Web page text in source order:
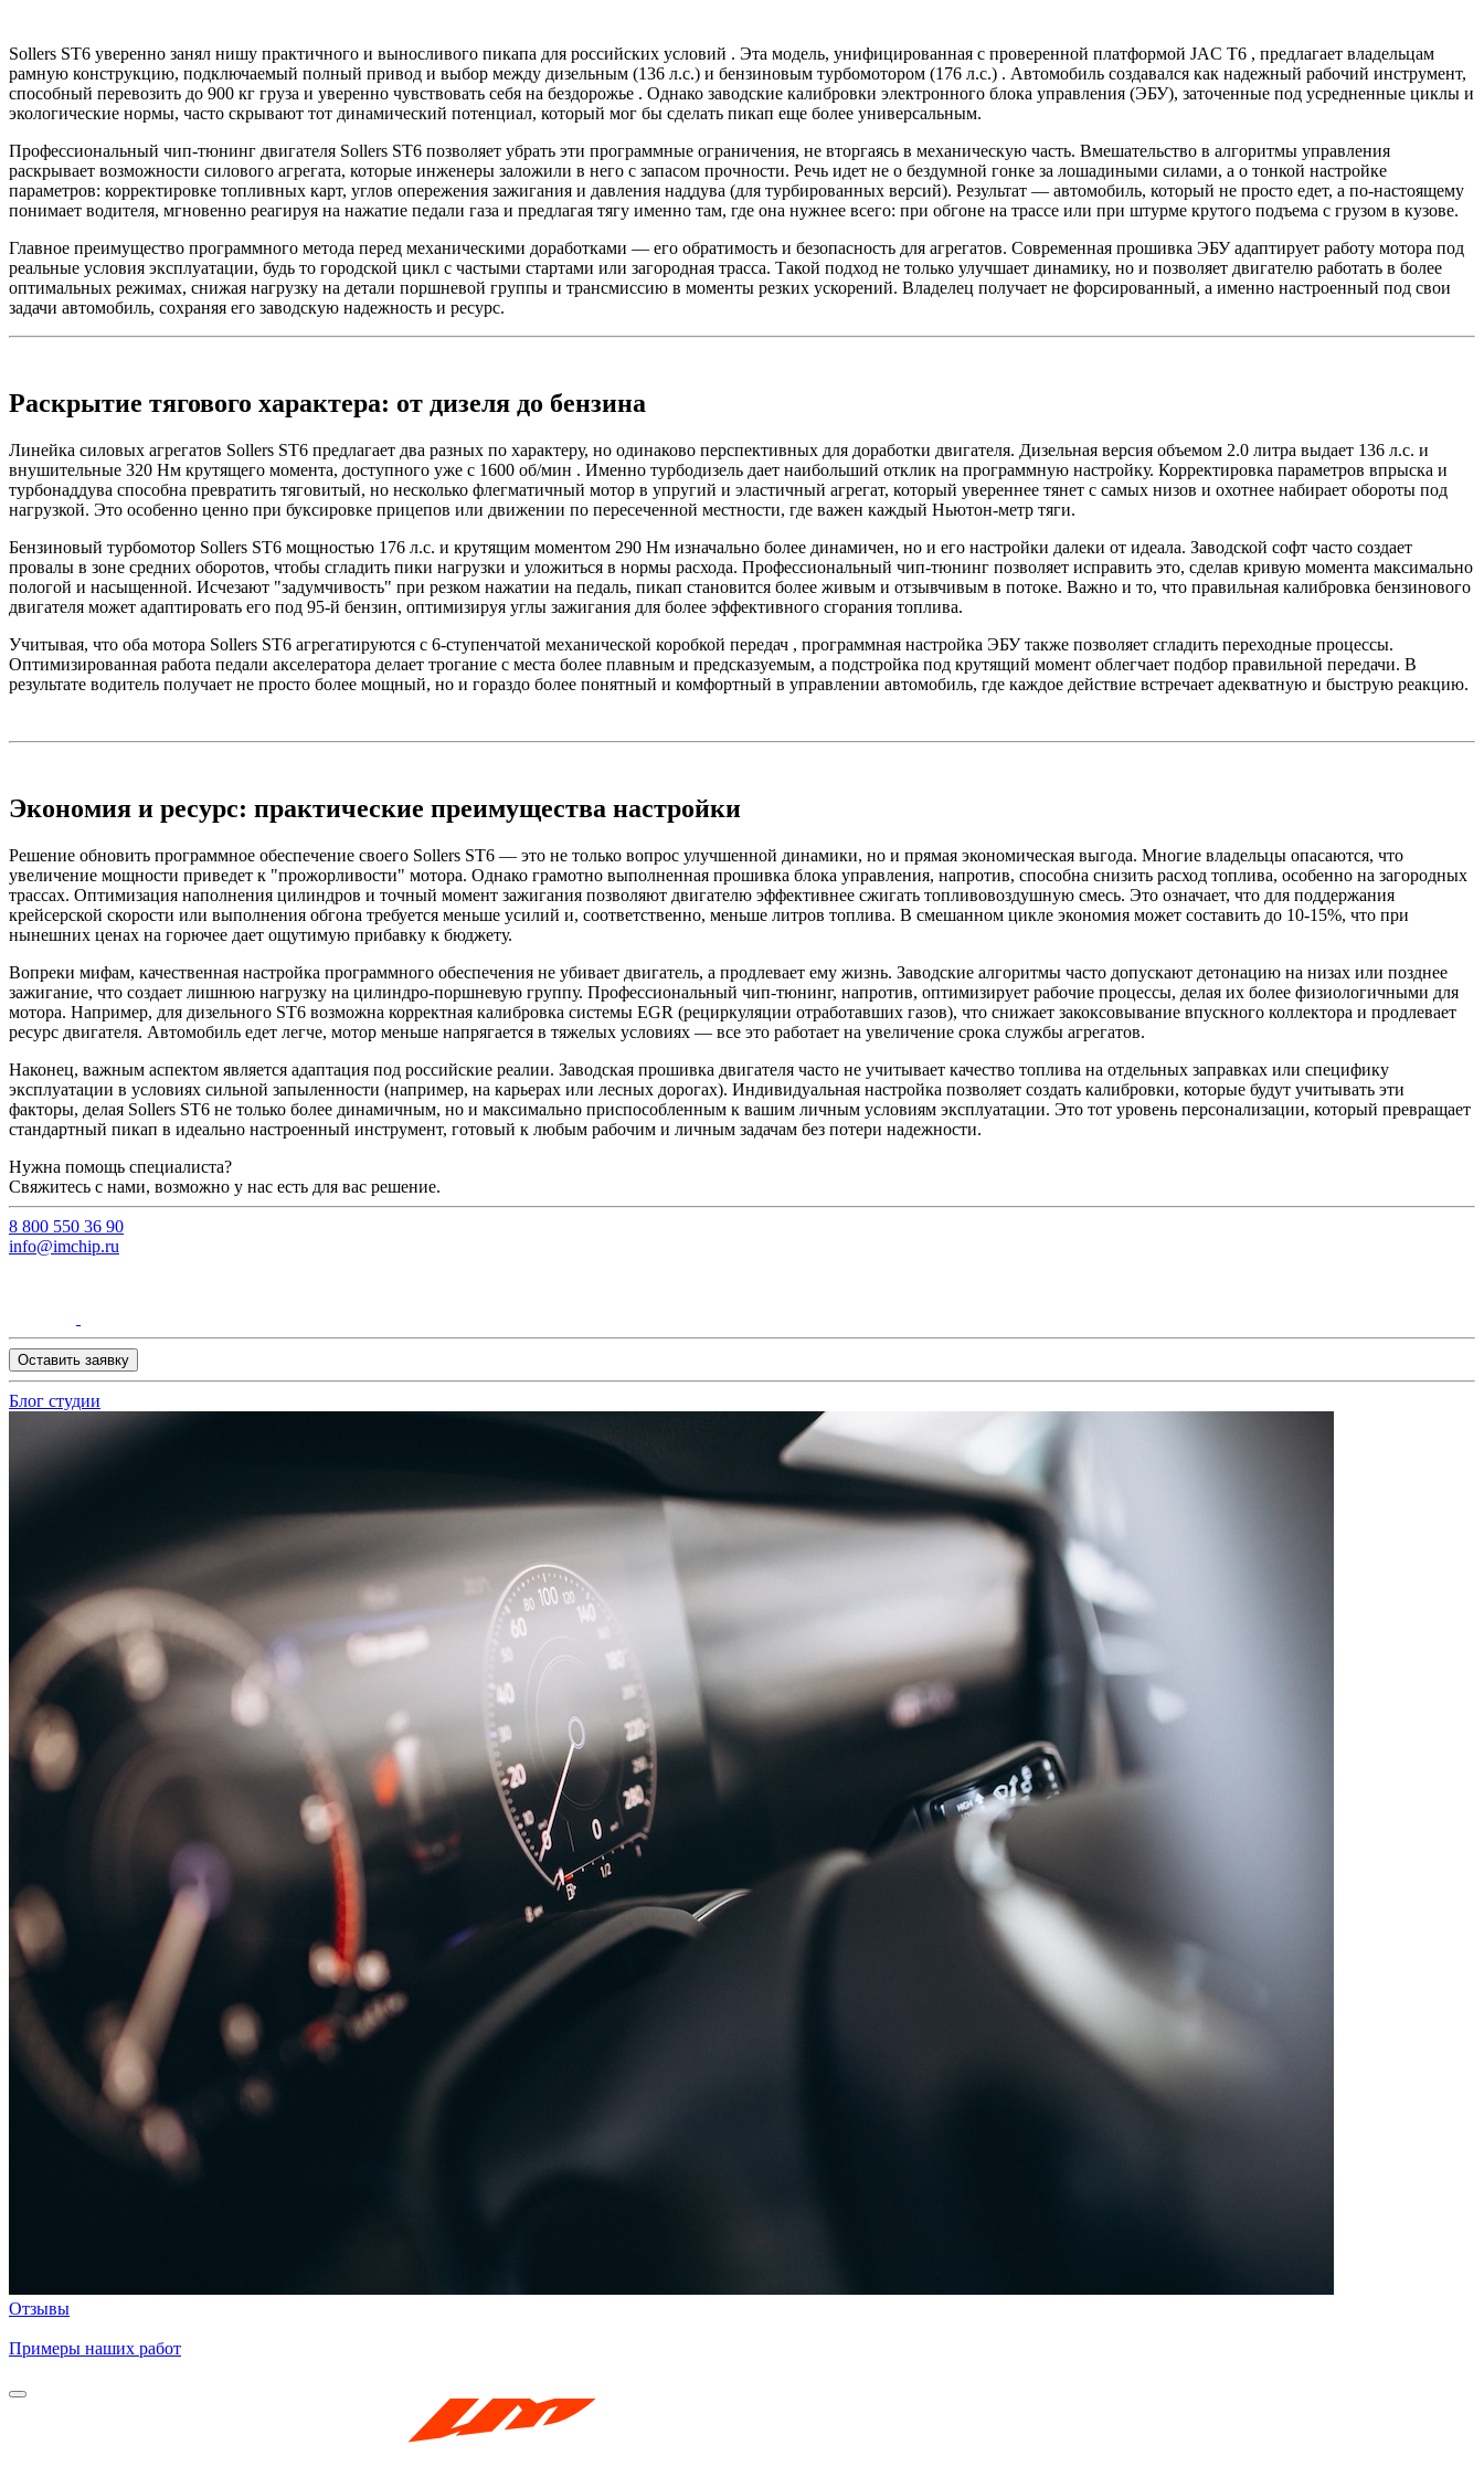
Sollers ST6 уверенно занял нишу практичного и выносливого пикапа для российских условий . Эта модель, унифицированная с проверенной платформой JAC T6 , предлагает владельцам
рамную конструкцию, подключаемый полный привод и выбор между дизельным (136 л.с.) и бензиновым турбомотором (176 л.с.) . Автомобиль создавался как надежный рабочий инструмент,
способный перевозить до 900 кг груза и уверенно чувствовать себя на бездорожье . Однако заводские калибровки электронного блока управления (ЭБУ), заточенные под усредненные циклы и
экологические нормы, часто скрывают тот динамический потенциал, который мог бы сделать пикап еще более универсальным.
Профессиональный чип-тюнинг двигателя Sollers ST6 позволяет убрать эти программные ограничения, не вторгаясь в механическую часть. Вмешательство в алгоритмы управления
раскрывает возможности силового агрегата, которые инженеры заложили в него с запасом прочности. Речь идет не о бездумной гонке за лошадиными силами, а о тонкой настройке
параметров: корректировке топливных карт, углов опережения зажигания и давления наддува (для турбированных версий). Результат — автомобиль, который не просто едет, а по-настоящему
понимает водителя, мгновенно реагируя на нажатие педали газа и предлагая тягу именно там, где она нужнее всего: при обгоне на трассе или при штурме крутого подъема с грузом в кузове.
Главное преимущество программного метода перед механическими доработками — его обратимость и безопасность для агрегатов. Современная прошивка ЭБУ адаптирует работу мотора под
реальные условия эксплуатации, будь то городской цикл с частыми стартами или загородная трасса. Такой подход не только улучшает динамику, но и позволяет двигателю работать в более
оптимальных режимах, снижая нагрузку на детали поршневой группы и трансмиссию в моменты резких ускорений. Владелец получает не форсированный, а именно настроенный под свои
задачи автомобиль, сохраняя его заводскую надежность и ресурс.
Раскрытие тягового характера: от дизеля до бензина
Линейка силовых агрегатов Sollers ST6 предлагает два разных по характеру, но одинаково перспективных для доработки двигателя. Дизельная версия объемом 2.0 литра выдает 136 л.с. и
внушительные 320 Нм крутящего момента, доступного уже с 1600 об/мин . Именно турбодизель дает наибольший отклик на программную настройку. Корректировка параметров впрыска и
турбонаддува способна превратить тяговитый, но несколько флегматичный мотор в упругий и эластичный агрегат, который увереннее тянет с самых низов и охотнее набирает обороты под
нагрузкой. Это особенно ценно при буксировке прицепов или движении по пересеченной местности, где важен каждый Ньютон-метр тяги.
Бензиновый турбомотор Sollers ST6 мощностью 176 л.с. и крутящим моментом 290 Нм изначально более динамичен, но и его настройки далеки от идеала. Заводской софт часто создает
провалы в зоне средних оборотов, чтобы сгладить пики нагрузки и уложиться в нормы расхода. Профессиональный чип-тюнинг позволяет исправить это, сделав кривую момента максимально
пологой и насыщенной. Исчезают "задумчивость" при резком нажатии на педаль, пикап становится более живым и отзывчивым в потоке. Важно и то, что правильная калибровка бензинового
двигателя может адаптировать его под 95-й бензин, оптимизируя углы зажигания для более эффективного сгорания топлива.
Учитывая, что оба мотора Sollers ST6 агрегатируются с 6-ступенчатой механической коробкой передач , программная настройка ЭБУ также позволяет сгладить переходные процессы.
Оптимизированная работа педали акселератора делает трогание с места более плавным и предсказуемым, а подстройка под крутящий момент облегчает подбор правильной передачи. В
результате водитель получает не просто более мощный, но и гораздо более понятный и комфортный в управлении автомобиль, где каждое действие встречает адекватную и быструю реакцию.
Экономия и ресурс: практические преимущества настройки
Решение обновить программное обеспечение своего Sollers ST6 — это не только вопрос улучшенной динамики, но и прямая экономическая выгода. Многие владельцы опасаются, что
увеличение мощности приведет к "прожорливости" мотора. Однако грамотно выполненная прошивка блока управления, напротив, способна снизить расход топлива, особенно на загородных
трассах. Оптимизация наполнения цилиндров и точный момент зажигания позволяют двигателю эффективнее сжигать топливовоздушную смесь. Это означает, что для поддержания
крейсерской скорости или выполнения обгона требуется меньше усилий и, соответственно, меньше литров топлива. В смешанном цикле экономия может составить до 10-15%, что при
нынешних ценах на горючее дает ощутимую прибавку к бюджету.
Вопреки мифам, качественная настройка программного обеспечения не убивает двигатель, а продлевает ему жизнь. Заводские алгоритмы часто допускают детонацию на низах или позднее
зажигание, что создает лишнюю нагрузку на цилиндро-поршневую группу. Профессиональный чип-тюнинг, напротив, оптимизирует рабочие процессы, делая их более физиологичными для
мотора. Например, для дизельного ST6 возможна корректная калибровка системы EGR (рециркуляции отработавших газов), что снижает закоксовывание впускного коллектора и продлевает
ресурс двигателя. Автомобиль едет легче, мотор меньше напрягается в тяжелых условиях — все это работает на увеличение срока службы агрегатов.
Наконец, важным аспектом является адаптация под российские реалии. Заводская прошивка двигателя часто не учитывает качество топлива на отдельных заправках или специфику
эксплуатации в условиях сильной запыленности (например, на карьерах или лесных дорогах). Индивидуальная настройка позволяет создать калибровки, которые будут учитывать эти
факторы, делая Sollers ST6 не только более динамичным, но и максимально приспособленным к вашим личным условиям эксплуатации. Это тот уровень персонализации, который превращает
стандартный пикап в идеально настроенный инструмент, готовый к любым рабочим и личным задачам без потери надежности.
Нужна помощь специалиста?
Свяжитесь с нами, возможно у нас есть для вас решение.
8 800 550 36 90
info@imchip.ru
Оставить заявку
Блог студии
Отзывы
Примеры наших работ